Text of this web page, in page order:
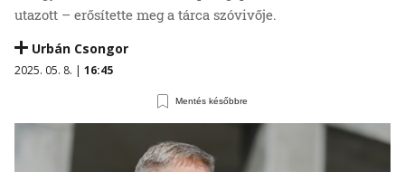
utazott – erősítette meg a tárca szóvivője.
Urbán Csongor
2025. 05. 8. | 16:45
Mentés későbbre